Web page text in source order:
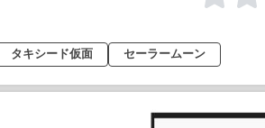
タキシード仮面 セーラームーン